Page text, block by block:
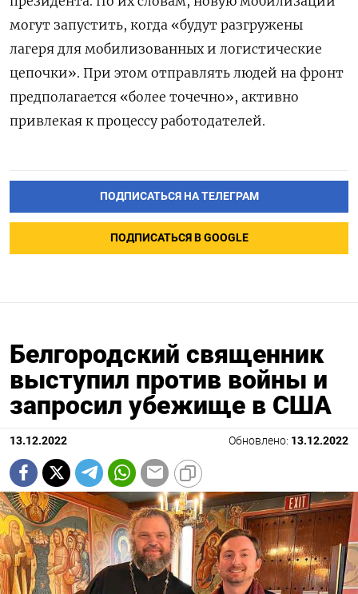
могут запустить, когда «будут разгружены
лагеря для мобилизованных и логистические
цепочки». При этом отправлять людей на фронт
предполагается «более точечно», активно
привлекая к процессу работодателей.
ПОДПИСАТЬСЯ НА ТЕЛЕГРАМ
ПОДПИСАТЬСЯ В GOOGLE
Белгородский священник
выступил против войны и
запросил убежище в США
13.12.2022 Обновлено: 13.12.2022